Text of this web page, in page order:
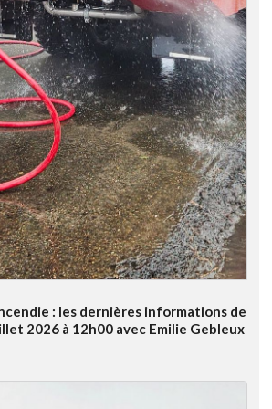
: les dernières informations de
2026 à 12h00 avec Emilie Gebleux